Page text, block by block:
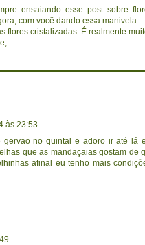
ensaiando esse post sobre
com você dando essa manivela...
flores cristalizadas. É realmente
às 23:53
gervao no quintal e adoro ir até lá
que as mandaçaias gostam de
afinal eu tenho mais